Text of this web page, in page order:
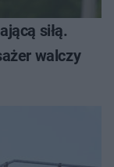
siłą.
walczy